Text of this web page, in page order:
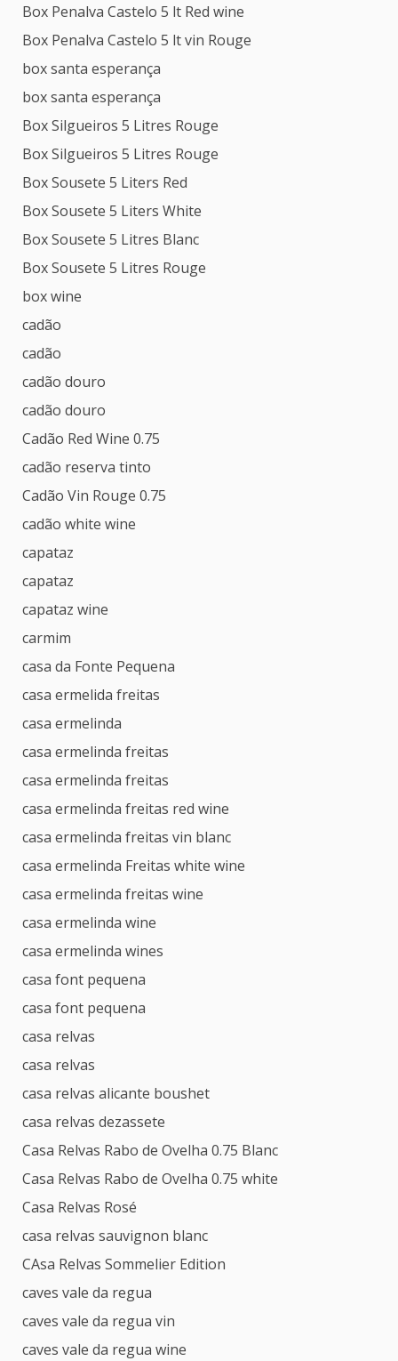
Box Penalva Castelo 5 lt Red wine
Box Penalva Castelo 5 lt vin Rouge
box santa esperança
box santa esperança
Box Silgueiros 5 Litres Rouge
Box Silgueiros 5 Litres Rouge
Box Sousete 5 Liters Red
Box Sousete 5 Liters White
Box Sousete 5 Litres Blanc
Box Sousete 5 Litres Rouge
box wine
cadão
cadão
cadão douro
cadão douro
Cadão Red Wine 0.75
cadão reserva tinto
Cadão Vin Rouge 0.75
cadão white wine
capataz
capataz
capataz wine
carmim
casa da Fonte Pequena
casa ermelida freitas
casa ermelinda
casa ermelinda freitas
casa ermelinda freitas
casa ermelinda freitas red wine
casa ermelinda freitas vin blanc
casa ermelinda Freitas white wine
casa ermelinda freitas wine
casa ermelinda wine
casa ermelinda wines
casa font pequena
casa font pequena
casa relvas
casa relvas
casa relvas alicante boushet
casa relvas dezassete
Casa Relvas Rabo de Ovelha 0.75 Blanc
Casa Relvas Rabo de Ovelha 0.75 white
Casa Relvas Rosé
casa relvas sauvignon blanc
CAsa Relvas Sommelier Edition
caves vale da regua
caves vale da regua vin
caves vale da regua wine